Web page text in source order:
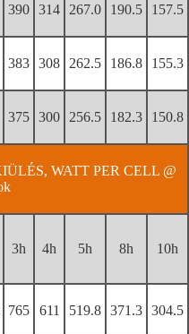
390 314 267.0 190.5 157.5
383 308 262.5 186.8 155.3
375 300 256.5 182.3 150.8
WATT PER CELL @
3h 4h 5h 8h 10h
765 611 519.8 371.3 304.5